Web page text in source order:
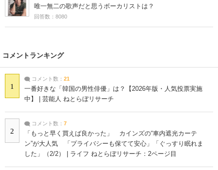
唯一無二の歌声だと思うボーカリストは？
回答数：8080
コメントランキング
1
コメント数： 21
一番好きな「韓国の男性俳優」は？【2026年版・人気投票実施
中】 | 芸能人 ねとらぼリサーチ
2
コメント数： 7
「もっと早く買えば良かった」 カインズの“車内遮光カーテ
ン”が大人気 「プライバシーも保てて安心」「ぐっすり眠れま
した」（2/2） | ライフ ねとらぼリサーチ：2ページ目